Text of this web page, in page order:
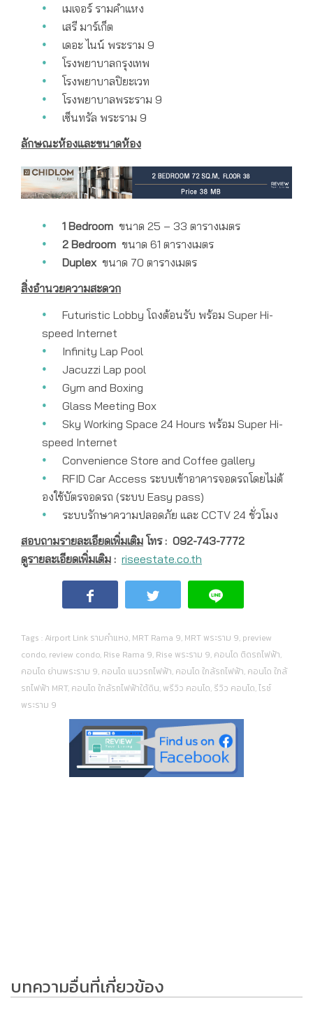
เมเจอร์ รามคำแหง
เสรี มาร์เก็ต
เดอะ ไนน์ พระราม 9
โรงพยาบาลกรุงเทพ
โรงพยาบาลปิยะเวท
โรงพยาบาลพระราม 9
เซ็นทรัล พระราม 9
ลักษณะห้องและขนาดห้อง
1 Bedroomขนาด 25 – 33 ตารางเมตร
2 Bedroomขนาด 61 ตารางเมตร
Duplexขนาด 70 ตารางเมตร
สิ่งอำนวยความสะดวก
Futuristic Lobby โถงต้อนรับ พร้อม Super Hi-
speed Internet
Infinity Lap Pool
Jacuzzi Lap pool
Gym and Boxing
Glass Meeting Box
Sky Working Space 24 Hours พร้อม Super Hi-
speed Internet
Convenience Store and Coffee gallery
RFID Car Access ระบบเข้าอาคารจอดรถโดยไม่ต้
องใช้บัตรจอดรถ (ระบบ Easy pass)
ระบบรักษาความปลอดภัย และ CCTV 24 ชั่วโมง
สอบถามรายละเอียดเพิ่มเติม โทร : 092-743-7772
ดูรายละเอียดเพิ่มเติม : riseestate.co.th
Tags : Airport Link รามคำแหง, MRT Rama 9, MRT พระราม 9, preview
condo, review condo, Rise Rama 9, Rise พระราม 9, คอนโด ติดรถไฟฟ้า,
คอนโด ย่านพระราม 9, คอนโด แนวรถไฟฟ้า, คอนโด ใกล้รถไฟฟ้า, คอนโด ใกล้
รถไฟฟ้า MRT, คอนโด ใกล้รถไฟฟ้าใต้ดิน, พรีวิว คอนโด, รีวิว คอนโด,ไรซ์
พระราม 9
บทความอื่นที่เกี่ยวข้อง